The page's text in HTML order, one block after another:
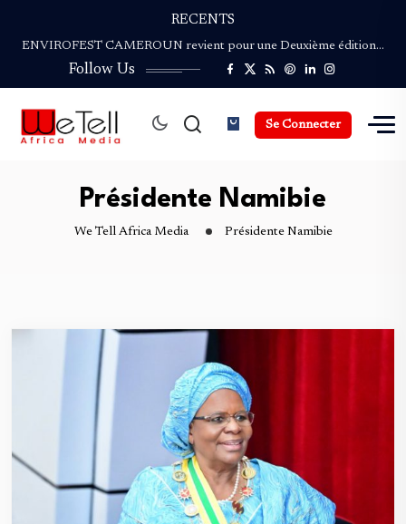
RECENTS
Bassek Ba Kobhio : Le Cinéaste et…
ENVIROFEST CAMEROUN revient pour une Deuxième édition…
NGAND’A SAO : Le Festival du Safou…
Coupe du Monde de la Presse Culturelle :…
Bassek Ba Kobhio : Le Cinéaste et…
Follow Us
Se Connecter
Présidente Namibie
We Tell Africa Media Présidente Namibie